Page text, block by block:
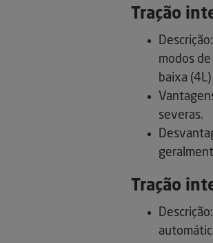
Tração
modos
baixa
severas.
Tração